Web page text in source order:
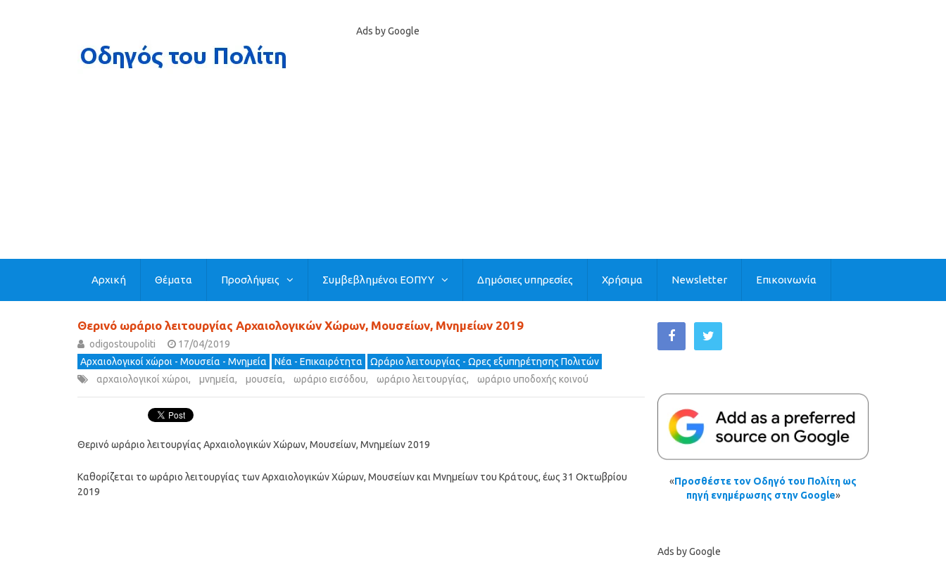
Ads by Google
Αρχική Θέματα Προσλήψεις Συμβεβλημένοι ΕΟΠΥΥ Δημόσιες υπηρεσίες Χρήσιμα Newsletter Επικοινωνία
Θερινό ωράριο λειτουργίας Αρχαιολογικών Χώρων, Μουσείων, Μνημείων 2019
odigostoupoliti
17/04/2019
Αρχαιολογικοί χώροι - Μουσεία - Μνημεία
Νέα - Επικαιρότητα
Ωράριο λειτουργίας - Ωρες εξυπηρέτησης Πολιτών
αρχαιολογικοί χώροι, μνημεία, μουσεία, ωράριο εισόδου, ωράριο λειτουργίας, ωράριο υποδοχής κοινού
Θερινό ωράριο λειτουργίας Αρχαιολογικών Χώρων, Μουσείων, Μνημείων 2019
Καθορίζεται το ωράριο λειτουργίας των Αρχαιολογικών Χώρων, Μουσείων και Μνημείων του Κράτους, έως 31 Οκτωβρίου
2019
«Προσθέστε τον Οδηγό του Πολίτη ως
πηγή ενημέρωσης στην Google»
Ads by Google